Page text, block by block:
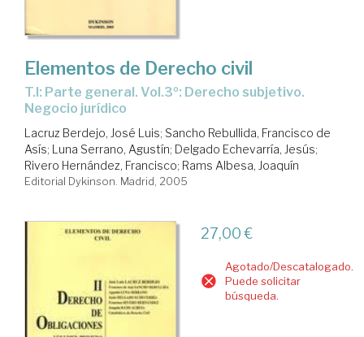
Elementos de Derecho civil
T.I: Parte general. Vol.3º: Derecho subjetivo.
Negocio jurídico
Lacruz Berdejo, José Luis; Sancho Rebullida, Francisco de
Asís; Luna Serrano, Agustín; Delgado Echevarría, Jesús;
Rivero Hernández, Francisco; Rams Albesa, Joaquín
Editorial Dykinson. Madrid, 2005
27,00 €
Agotado/Descatalogado.
Puede solicitar
búsqueda.